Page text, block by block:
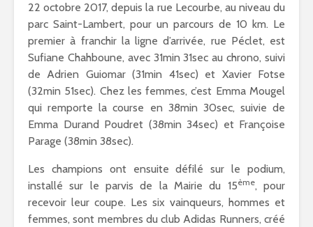
22 octobre 2017, depuis la rue Lecourbe, au niveau du
parc Saint-Lambert, pour un parcours de 10 km. Le
premier à franchir la ligne d’arrivée, rue Péclet, est
Sufiane Chahboune, avec 31min 31sec au chrono, suivi
de Adrien Guiomar (31min 41sec) et Xavier Fotse
(32min 51sec). Chez les femmes, c’est Emma Mougel
qui remporte la course en 38min 30sec, suivie de
Emma Durand Poudret (38min 34sec) et Françoise
Parage (38min 38sec).
Les champions ont ensuite défilé sur le podium,
installé sur le parvis de la Mairie du 15ème, pour
recevoir leur coupe. Les six vainqueurs, hommes et
femmes, sont membres du club Adidas Runners, créé